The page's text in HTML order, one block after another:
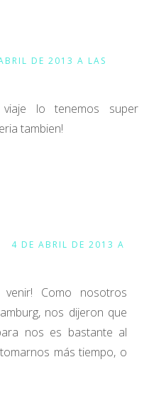
DE 2013 A LAS
lo tenemos super
tambien!
4 DE ABRIL DE 2013 A
Como nosotros
nos dijeron que
nos es bastante al
más tiempo, o